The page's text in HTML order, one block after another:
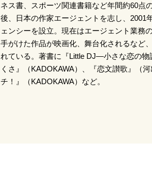
ネス書、スポーツ関連書籍など年間約60点
後、日本の作家エージェントを志し、2001
ェンシーを設立。現在はエージェント業務
手がけた作品が映画化、舞台化されるなど
れている。著書に『Little DJ―小さな恋の
くさ』（KADOKAWA）、『恋文讃歌』（
チ！』（KADOKAWA）など。